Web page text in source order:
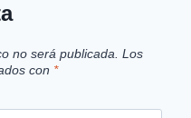
no será publicada. Los
con *